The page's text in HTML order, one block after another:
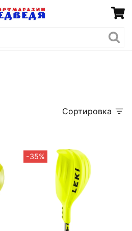
Сортировка
-35%